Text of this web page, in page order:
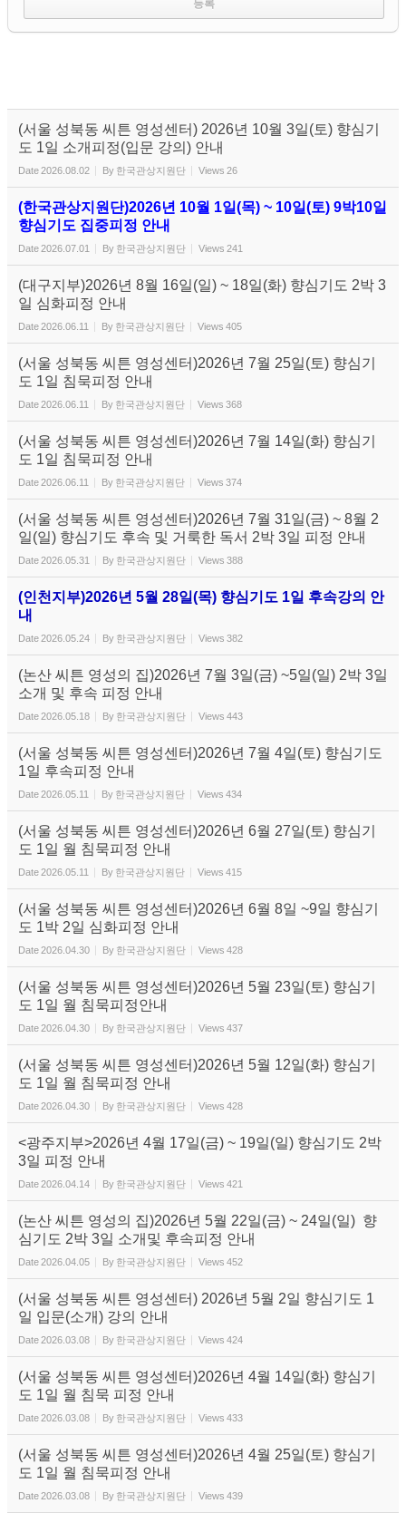
(서울 성북동 씨튼 영성센터) 2026년 10월 3일(토) 향심기
도 1일 소개피정(입문 강의) 안내
Date2026.08.02 By 한국관상지원단 Views 26
(한국관상지원단)2026년 10월 1일(목) ~ 10일(토) 9박10일
향심기도 집중피정 안내
Date2026.07.01 By 한국관상지원단 Views 241
(대구지부)2026년 8월 16일(일) ~ 18일(화) 향심기도 2박 3
일 심화피정 안내
Date2026.06.11 By 한국관상지원단 Views 405
(서울 성북동 씨튼 영성센터)2026년 7월 25일(토) 향심기
도 1일 침묵피정 안내
Date2026.06.11 By 한국관상지원단 Views 368
(서울 성북동 씨튼 영성센터)2026년 7월 14일(화) 향심기
도 1일 침묵피정 안내
Date2026.06.11 By 한국관상지원단 Views 374
(서울 성북동 씨튼 영성센터)2026년 7월 31일(금) ~ 8월 2
일(일) 향심기도 후속 및 거룩한 독서 2박 3일 피정 얀내
Date2026.05.31 By 한국관상지원단 Views 388
(인천지부)2026년 5월 28일(목) 향심기도 1일 후속강의 안
내
Date2026.05.24 By 한국관상지원단 Views 382
(논산 씨튼 영성의 집)2026년 7월 3일(금) ~5일(일) 2박 3일
소개 및 후속 피정 안내
Date2026.05.18 By 한국관상지원단 Views 443
(서울 성북동 씨튼 영성센터)2026년 7월 4일(토) 향심기도
1일 후속피정 안내
Date2026.05.11 By 한국관상지원단 Views 434
(서울 성북동 씨튼 영성센터)2026년 6월 27일(토) 향심기
도 1일 월 침묵피정 안내
Date2026.05.11 By 한국관상지원단 Views 415
(서울 성북동 씨튼 영성센터)2026년 6월 8일 ~9일 향심기
도 1박 2일 심화피정 안내
Date2026.04.30 By 한국관상지원단 Views 428
(서울 성북동 씨튼 영성센터)2026년 5월 23일(토) 향심기
도 1일 월 침묵피정안내
Date2026.04.30 By 한국관상지원단 Views 437
(서울 성북동 씨튼 영성센터)2026년 5월 12일(화) 향심기
도 1일 월 침묵피정 안내
Date2026.04.30 By 한국관상지원단 Views 428
<광주지부>2026년 4월 17일(금) ~ 19일(일) 향심기도 2박
3일 피정 안내
Date2026.04.14 By 한국관상지원단 Views 421
(논산 씨튼 영성의 집)2026년 5월 22일(금) ~ 24일(일) 향
심기도 2박 3일 소개및 후속피정 안내
Date2026.04.05 By 한국관상지원단 Views 452
(서울 성북동 씨튼 영성센터) 2026년 5월 2일 향심기도 1
일 입문(소개) 강의 안내
Date2026.03.08 By 한국관상지원단 Views 424
(서울 성북동 씨튼 영성센터)2026년 4월 14일(화) 향심기
도 1일 월 침묵 피정 안내
Date2026.03.08 By 한국관상지원단 Views 433
(서울 성북동 씨튼 영성센터)2026년 4월 25일(토) 향심기
도 1일 월 침묵피정 안내
Date2026.03.08 By 한국관상지원단 Views 439